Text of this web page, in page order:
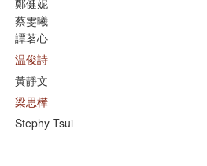
蔡雯曦
譚茗心
温俊詩
黃靜文
梁思樺
Stephy Tsui